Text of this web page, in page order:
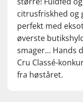
citrusfriskhed og
perfekt med
øverste
smager… Hands
Cru Classé-
fra høståret.